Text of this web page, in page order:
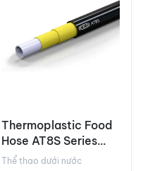
Thermoplastic Food
Hose AT8S Series
Breathing Air -
Thể thao dưới nước